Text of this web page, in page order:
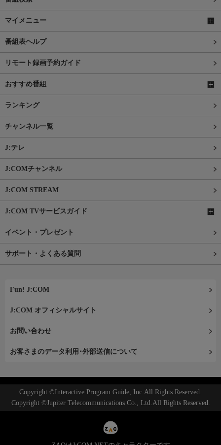
マイメニュー
番組表ヘルプ
リモート録画予約ガイド
おすすめ番組
ランキング
チャンネル一覧
J:テレ
J:COMチャンネル
J:COM STREAM
J:COM TVサービスガイド
イベント・プレゼント
サポート・よくある質問
Fun! J:COM
J:COM オフィシャルサイト
お問い合わせ
お客さまのデータ利用･外部送信について
Copyright ©Interactive Program Guide, Inc.All Rights Reserved.
Copyright ©Jupiter Telecommunications Co., Ltd.All Rights Reserved.